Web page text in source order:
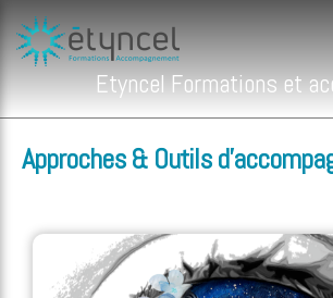
Etyncel Formations et
Approches & Outils